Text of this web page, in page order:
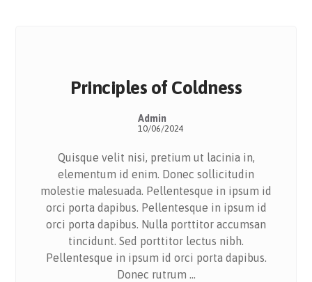
Principles of Coldness
Admin
10/06/2024
Quisque velit nisi, pretium ut lacinia in,
elementum id enim. Donec sollicitudin
molestie malesuada. Pellentesque in ipsum id
orci porta dapibus. Pellentesque in ipsum id
orci porta dapibus. Nulla porttitor accumsan
tincidunt. Sed porttitor lectus nibh.
Pellentesque in ipsum id orci porta dapibus.
Donec rutrum ...